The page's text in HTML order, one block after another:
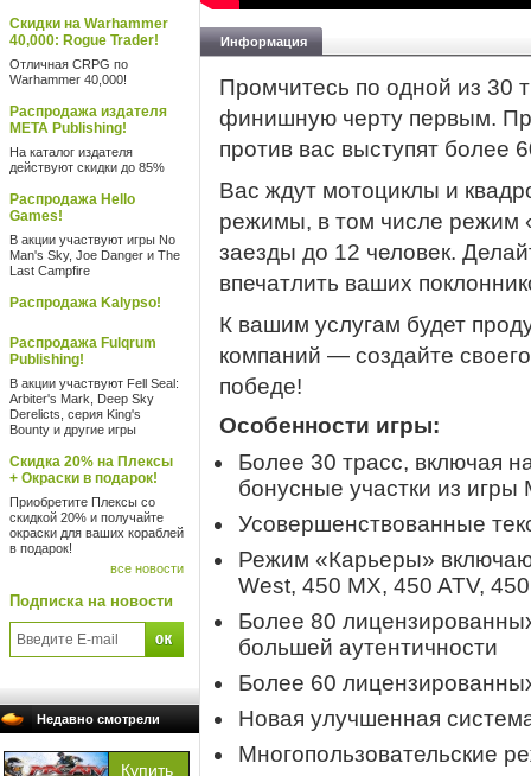
Скидки на Warhammer
40,000: Rogue Trader!
Отличная CRPG по
Warhammer 40,000!
Распродажа издателя
META Publishing!
На каталог издателя
действуют скидки до 85%
Распродажа Hello
Games!
В акции участвуют игры No
Man's Sky, Joe Danger и The
Last Campfire
Распродажа Kalypso!
Распродажа Fulqrum
Publishing!
В акции участвуют Fell Seal:
Arbiter's Mark, Deep Sky
Derelicts, серия King's
Bounty и другие игры
Скидка 20% на Плексы
+ Окраски в подарок!
Приобретите Плексы со
скидкой 20% и получайте
окраски для ваших кораблей
в подарок!
все новости
Подписка на новости
Недавно смотрели
Информация
Промчитесь по одной из 30
финишную черту первым.
против вас выступят более
Вас ждут мотоциклы и
режимы, в том числе режим
заезды до 12 человек.
впечатлить ваших
К вашим услугам будет
компаний — создайте
победе!
Особенности игры:
Более 30 трасс, включая
бонусные участки из игры
Усовершенствованные
Режим «Карьеры»
West, 450 MX, 450 ATV,
Более 80
большей аутентичности
Более 60
Новая улучшенная
Многопользовательские